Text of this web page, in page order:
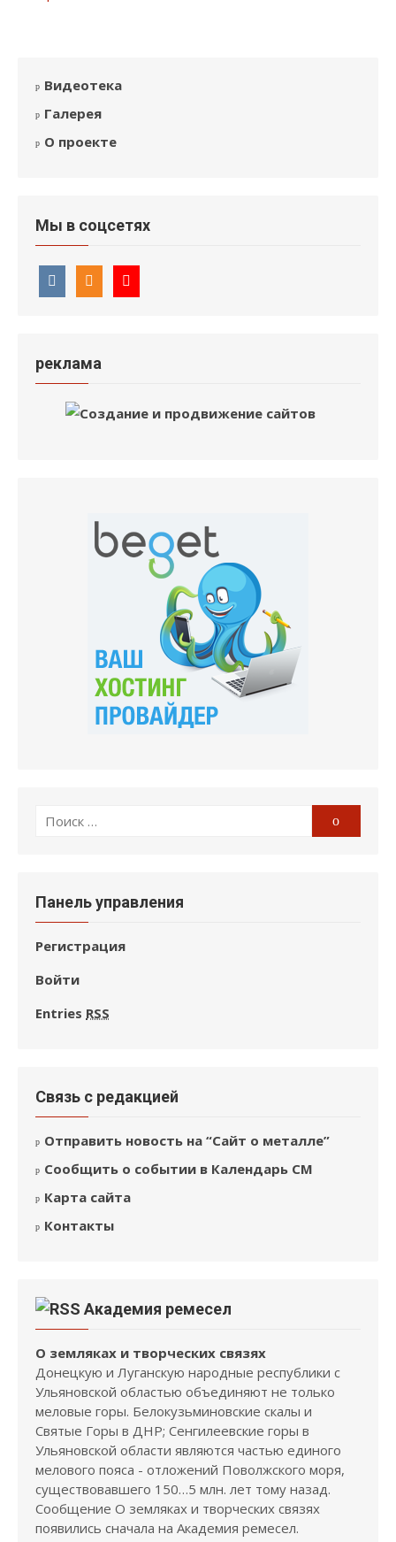
Видеотека
Галерея
О проекте
Мы в соцсетях
реклама
Поиск
Поиск
Панель управления
Регистрация
Войти
Entries RSS
Связь с редакцией
Отправить новость на “Сайт о металле”
Сообщить о событии в Календарь СМ
Карта сайта
Контакты
Академия ремесел
О земляках и творческих связях
Донецкую и Луганскую народные республики с
Ульяновской областью объединяют не только
меловые горы. Белокузьминовские скалы и
Святые Горы в ДНР; Сенгилеевские горы в
Ульяновской области являются частью единого
мелового пояса - отложений Поволжского моря,
существовавшего 150…5 млн. лет тому назад.
Сообщение О земляках и творческих связях
появились сначала на Академия ремесел.